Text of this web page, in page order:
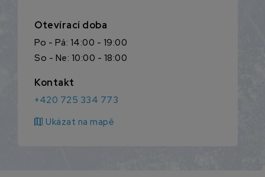
Otevírací doba
Po - Pá: 14:00 - 19:00
So - Ne: 10:00 - 18:00
Kontakt
+420 725 334 773
map Ukázat na mapě